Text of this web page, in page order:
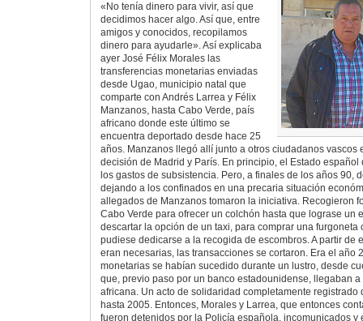
«No tenía dinero para vivir, así que
decidimos hacer algo. Así que, entre
amigos y conocidos, recopilamos
dinero para ayudarle». Así explicaba
ayer José Félix Morales las
transferencias monetarias enviadas
desde Ugao, municipio natal que
comparte con Andrés Larrea y Félix
Manzanos, hasta Cabo Verde, país
africano donde este último se
encuentra deportado desde hace 25
años. Manzanos llegó allí junto a otros ciudadanos vascos
decisión de Madrid y París. En principio, el Estado
los gastos de subsistencia. Pero, a finales de los años 90,
dejando a los confinados en una precaria situación
allegados de Manzanos tomaron la iniciativa. Recogieron
Cabo Verde para ofrecer un colchón hasta que lograse un
descartar la opción de un taxi, para comprar una furgoneta
pudiese dedicarse a la recogida de escombros. A partir de
eran necesarias, las transacciones se cortaron. Era el año
monetarias se habían sucedido durante un lustro, desde
que, previo paso por un banco estadounidense, llegaban
africana. Un acto de solidaridad completamente registrado
hasta 2005. Entonces, Morales y Larrea, que entonces
fueron detenidos por la Policía española, incomunicados y